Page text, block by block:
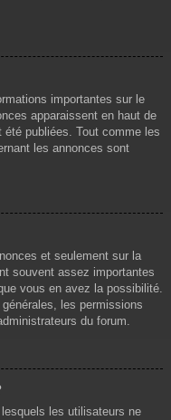
importantes sur le
apparaissent en haut de
publiées. Tout comme les
les annonces sont
et seulement sur la
souvent assez importantes
vous en avez la possibilité.
les permissions
du forum.
les utilisateurs ne